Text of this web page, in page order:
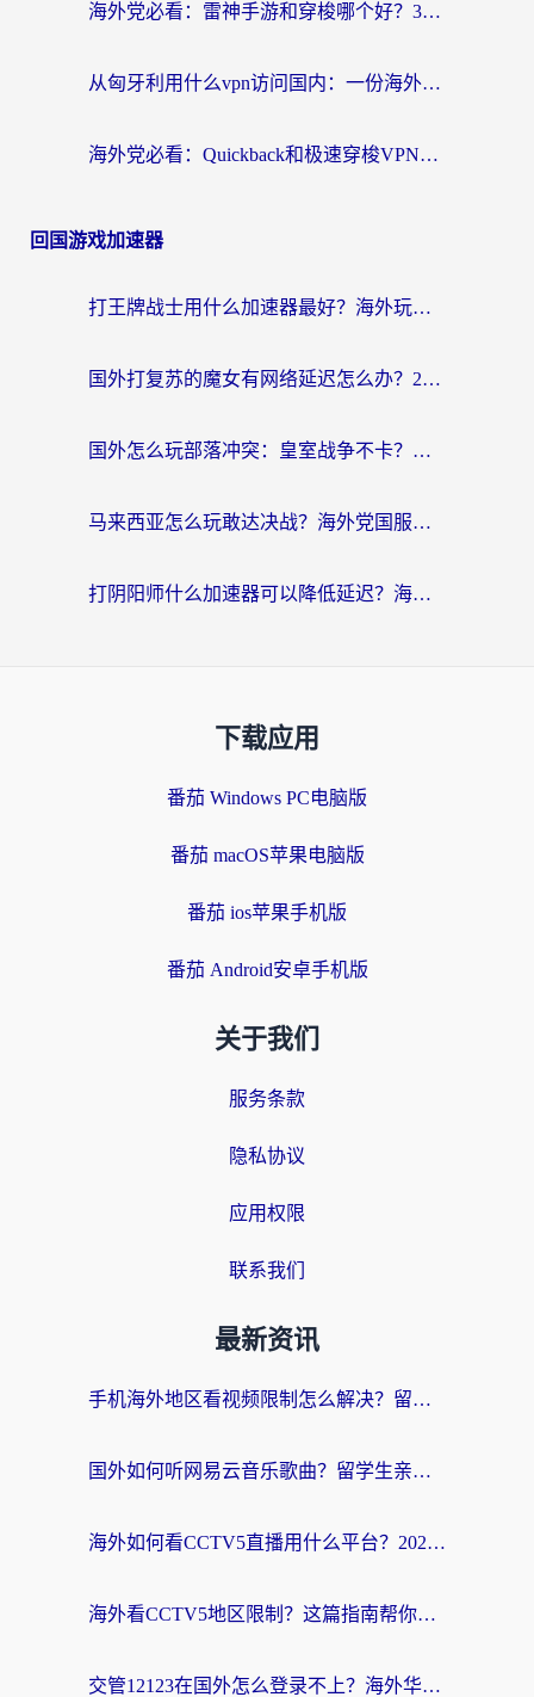
海外党必看：雷神手游和穿梭哪个好？3步教你选对回国加速器（附实测对比）
从匈牙利用什么vpn访问国内：一份海外游子的网络归乡指南
海外党必看：Quickback和极速穿梭VPN好用吗？3步选对回国加速器实现无缝刷国内资源
回国游戏加速器
打王牌战士用什么加速器最好？海外玩家的终极选择指南
国外打复苏的魔女有网络延迟怎么办？2026海外玩家国服游戏加速全攻略
国外怎么玩部落冲突：皇室战争不卡？海外玩家畅玩国服游戏终极指南
马来西亚怎么玩敢达决战？海外党国服游戏加速避坑指南（附实测推荐）
打阴阳师什么加速器可以降低延迟？海外玩家的真实困境与破局
下载应用
番茄 Windows PC电脑版
番茄 macOS苹果电脑版
番茄 ios苹果手机版
番茄 Android安卓手机版
关于我们
服务条款
隐私协议
应用权限
联系我们
最新资讯
手机海外地区看视频限制怎么解决？留学生亲测有效的回国加速器指南
国外如何听网易云音乐歌曲？留学生亲测有效的回国加速方案
海外如何看CCTV5直播用什么平台？2026最新指南：看欧洲杯、中超、奥运不再卡
海外看CCTV5地区限制？这篇指南帮你流畅看欧洲杯、NBA还听中文解说
交管12123在国外怎么登录不上？海外华人必看的回国加速器选择指南